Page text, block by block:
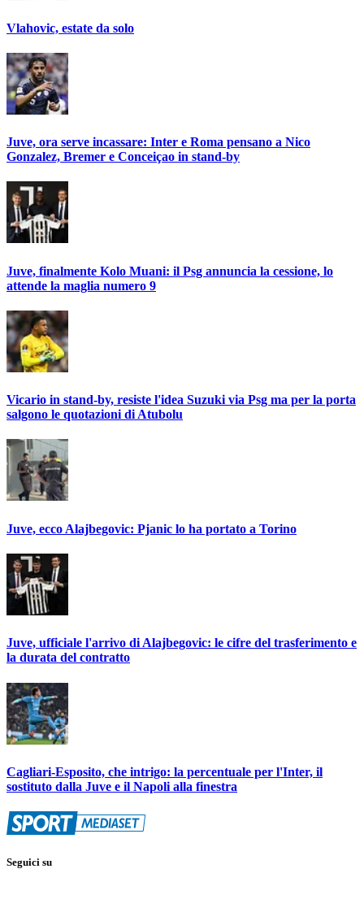
Vlahovic, estate da solo
Juve, ora serve incassare: Inter e Roma pensano a Nico
Gonzalez, Bremer e Conceiçao in stand-by
Juve, finalmente Kolo Muani: il Psg annuncia la cessione, lo
attende la maglia numero 9
Vicario in stand-by, resiste l'idea Suzuki via Psg ma per la porta
salgono le quotazioni di Atubolu
Juve, ecco Alajbegovic: Pjanic lo ha portato a Torino
Juve, ufficiale l'arrivo di Alajbegovic: le cifre del trasferimento e
la durata del contratto
Cagliari-Esposito, che intrigo: la percentuale per l'Inter, il
sostituto dalla Juve e il Napoli alla finestra
Seguici su